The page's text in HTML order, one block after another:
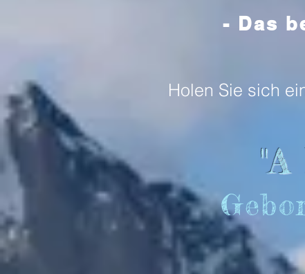
- Das
Holen Sie sich